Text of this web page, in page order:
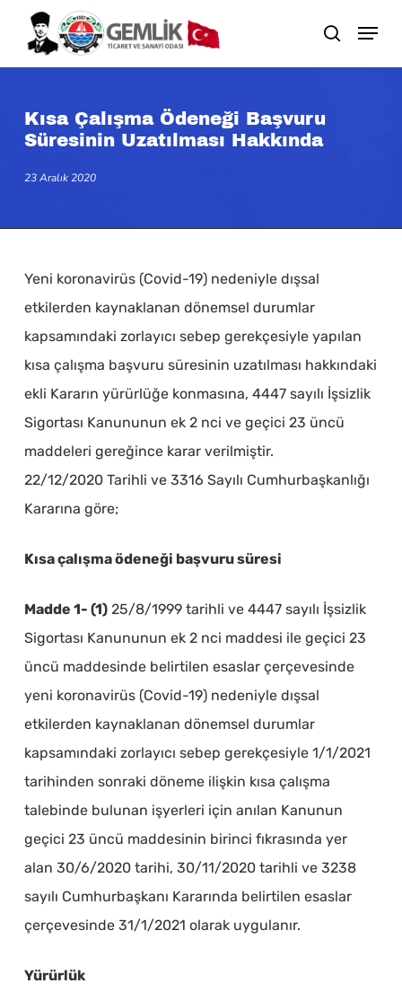
main
search
Kısa Çalışma Ödeneği Başvuru
Süresinin Uzatılması Hakkında
23 Aralık 2020
Yeni koronavirüs (Covid-19) nedeniyle dışsal
etkilerden kaynaklanan dönemsel durumlar
kapsamındaki zorlayıcı sebep gerekçesiyle yapılan
kısa çalışma başvuru süresinin uzatılması hakkındaki
ekli Kararın yürürlüğe konmasına, 4447 sayılı İşsizlik
Sigortası Kanununun ek 2 nci ve geçici 23 üncü
maddeleri gereğince karar verilmiştir.
22/12/2020 Tarihli ve 3316 Sayılı Cumhurbaşkanlığı
Kararına göre;
Kısa çalışma ödeneği başvuru süresi
Madde 1- (1)25/8/1999 tarihli ve 4447 sayılı İşsizlik
Sigortası Kanununun ek 2 nci maddesi ile geçici 23
üncü maddesinde belirtilen esaslar çerçevesinde
yeni koronavirüs (Covid-19) nedeniyle dışsal
etkilerden kaynaklanan dönemsel durumlar
kapsamındaki zorlayıcı sebep gerekçesiyle 1/1/2021
tarihinden sonraki döneme ilişkin kısa çalışma
talebinde bulunan işyerleri için anılan Kanunun
geçici 23 üncü maddesinin birinci fıkrasında yer
alan 30/6/2020 tarihi, 30/11/2020 tarihli ve 3238
sayılı Cumhurbaşkanı Kararında belirtilen esaslar
çerçevesinde 31/1/2021 olarak uygulanır.
Yürürlük